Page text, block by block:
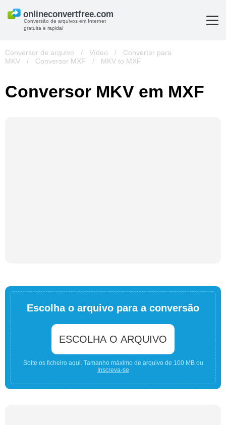
Conversão de arquivos em Internet
gratuita e rapida!
Conversor de arquivo / Vídeo /
Converter para
MKV
/ Conversor MXF / MKV to MXF
Conversor MKV em MXF
Escolha o arquivo para a conversão
ESCOLHA O ARQUIVO
Solte os ficheiro aqui. Tamanho máximo de arquivo de 100 MB ou
Inscreva-se